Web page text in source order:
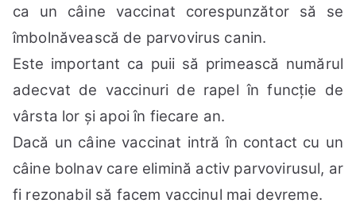
ca un câine vaccinat corespunzător să se
îmbolnăvească de parvovirus canin.
Este important ca puii să primească numărul
adecvat de vaccinuri de rapel în funcție de
vârsta lor și apoi în fiecare an.
Dacă un câine vaccinat intră în contact cu un
câine bolnav care elimină activ parvovirusul, ar
fi rezonabil să facem vaccinul mai devreme.